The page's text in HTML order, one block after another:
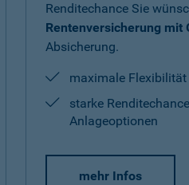
Renditechance Sie
Rentenversicherung mit
Absicherung.
maximale
starke
Anlageoptionen
mehr Infos